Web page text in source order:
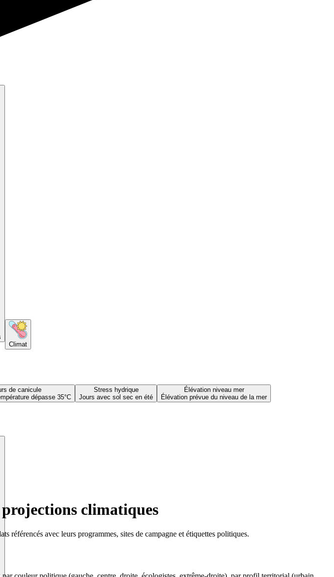
Climat
de canicule
dépasse 35°C
Stress hydrique
Jours avec sol sec en été
Élévation niveau mer
Élévation prévue du niveau de la mer
climatiques
référencés avec leurs programmes, sites de campagne et étiquettes politiques.